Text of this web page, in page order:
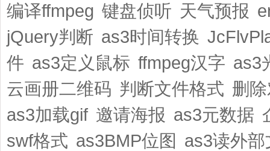
编译ffmpeg 键盘侦听 天气预报
jQuery判断 as3时间转换
件 as3定义鼠标 ffmpeg汉字 as3
云画册二维码 判断文件格式 删
as3加载gif 邀请海报 as3元数据
swf格式 as3BMP位图 as3读外部